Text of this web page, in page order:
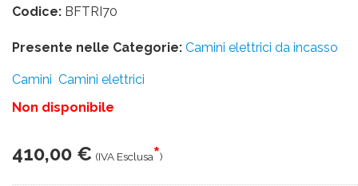
Codice: BFTRI70
Presente nelle Categorie: Camini elettrici da incasso
Camini Camini elettrici
Non disponibile
410,00 € (IVA Esclusa*)